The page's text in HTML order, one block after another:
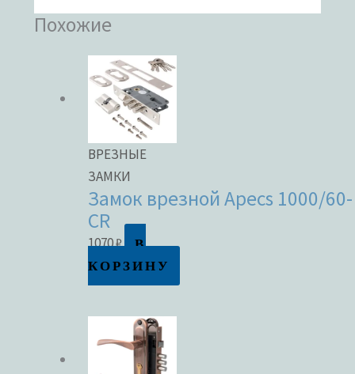
Похожие
ВРЕЗНЫЕ
ЗАМКИ
Замок врезной Apecs 1000/60-
CR
1070₽
В
КОРЗИНУ